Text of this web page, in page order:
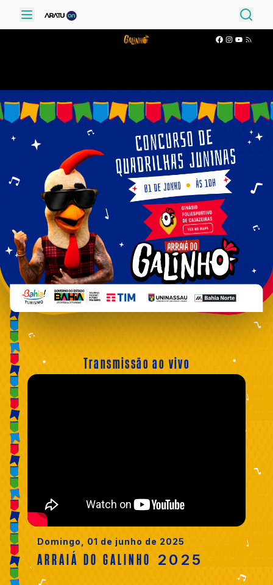
Transmissão ao vivo
Domingo, 01 de junho de 2025
ARRAIÁ DO GALINHO 2025